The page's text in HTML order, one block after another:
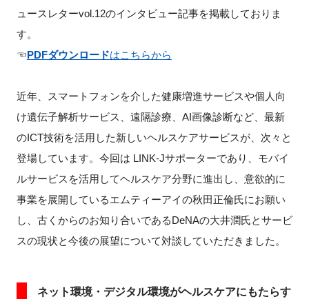
閉じる
ュースレターvol.12のインタビュー記事を掲載しておりま
す。
☜ PDFダウンロードはこちらから
近年、スマートフォンを介した健康増進サービスや個人向
け遺伝子解析サービス、遠隔診療、AI画像診断など、最新
のICT技術を活用した新しいヘルスケアサービスが、次々と
登場しています。今回は LINK-Jサポーターであり、モバイ
ルサービスを活用してヘルスケア分野に進出し、意欲的に
事業を展開しているエムティーアイの秋田正倫氏にお願い
し、古くからのお知り合いであるDeNAの大井潤氏とサービ
スの現状と今後の展望について対談していただきました。
ネット環境・デジタル環境がヘルスケアにもたらす